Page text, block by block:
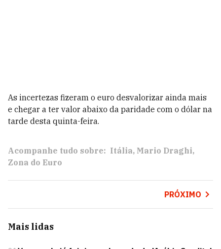
As incertezas fizeram o euro desvalorizar ainda mais
e chegar a ter valor abaixo da paridade com o dólar na
tarde desta quinta-feira.
Acompanhe tudo sobre: Itália Mario Draghi
Zona do Euro
PRÓXIMO
Mais lidas